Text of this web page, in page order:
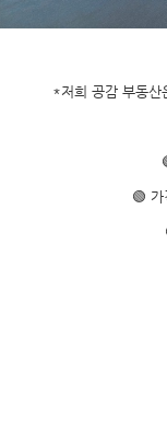
*저희 공감 부동산
🟢